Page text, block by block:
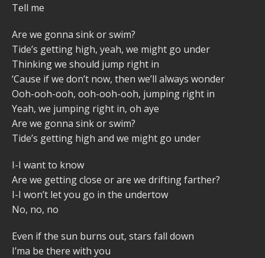
Tell me
Are we gonna sink or swim?
Tide’s getting high, yeah, we might go under
Thinking we should jump right in
‘Cause if we don’t now, then we’ll always wonder
Ooh-ooh-ooh, ooh-ooh-ooh, jumping right in
Yeah, we jumping right in, oh aye
Are we gonna sink or swim?
Tide’s getting high and we might go under
I-I want to know
Are we getting close or are we drifting farther?
I-I won’t let you go in the undertow
No, no, no
Even if the sun burns out, stars fall down
I’ma be there with you